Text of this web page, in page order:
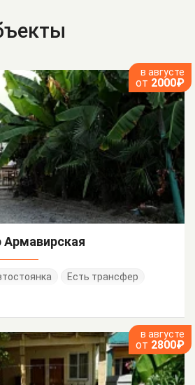
в августе
от 2000₽
Есть трансфер
в августе
от 2800₽